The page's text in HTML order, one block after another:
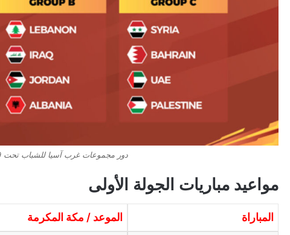
دور مجموعات غرب آسيا للشباب تحت 19 عاماً
مواعيد مباريات الجولة الأولى
المباراة الموعد / مكة المكرمة